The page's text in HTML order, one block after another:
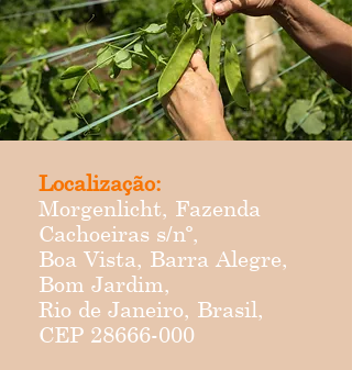
Localização:
Morgenlicht, Fazenda
Cachoeiras s/nº,
Boa Vista, Barra Alegre,
Bom Jardim,
Rio de Janeiro, Brasil,
CEP 28666-000